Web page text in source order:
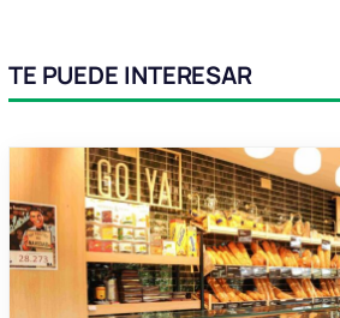
TE PUEDE INTERESAR